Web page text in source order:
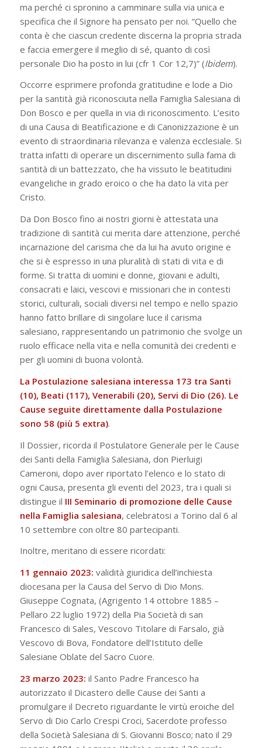
ma perché ci spronino a camminare sulla via unica e
specifica che il Signore ha pensato per noi. “Quello che
conta è che ciascun credente discerna la propria strada
e faccia emergere il meglio di sé, quanto di così
personale Dio ha posto in lui (cfr 1 Cor 12,7)” (Ibidem).
Occorre esprimere profonda gratitudine e lode a Dio
per la santità già riconosciuta nella Famiglia Salesiana di
Don Bosco e per quella in via di riconoscimento. L’esito
di una Causa di Beatificazione e di Canonizzazione è un
evento di straordinaria rilevanza e valenza ecclesiale. Si
tratta infatti di operare un discernimento sulla fama di
santità di un battezzato, che ha vissuto le beatitudini
evangeliche in grado eroico o che ha dato la vita per
Cristo.
Da Don Bosco fino ai nostri giorni è attestata una
tradizione di santità cui merita dare attenzione, perché
incarnazione del carisma che da lui ha avuto origine e
che si è espresso in una pluralità di stati di vita e di
forme. Si tratta di uomini e donne, giovani e adulti,
consacrati e laici, vescovi e missionari che in contesti
storici, culturali, sociali diversi nel tempo e nello spazio
hanno fatto brillare di singolare luce il carisma
salesiano, rappresentando un patrimonio che svolge un
ruolo efficace nella vita e nella comunità dei credenti e
per gli uomini di buona volontà.
La Postulazione salesiana interessa 173 tra Santi
(10), Beati (117), Venerabili (20), Servi di Dio (26). Le
Cause seguite direttamente dalla Postulazione
sono 58 (più 5 extra).
Il Dossier, ricorda il Postulatore Generale per le Cause
dei Santi della Famiglia Salesiana, don Pierluigi
Cameroni, dopo aver riportato l’elenco e lo stato di
ogni Causa, presenta gli eventi del 2023, tra i quali si
distingue il III Seminario di promozione delle Cause
nella Famiglia salesiana, celebratosi a Torino dal 6 al
10 settembre con oltre 80 partecipanti.
Inoltre, meritano di essere ricordati:
11 gennaio 2023: validità giuridica dell’inchiesta
diocesana per la Causa del Servo di Dio Mons.
Giuseppe Cognata, (Agrigento 14 ottobre 1885 –
Pellaro 22 luglio 1972) della Pia Società di san
Francesco di Sales, Vescovo Titolare di Farsalo, già
Vescovo di Bova, Fondatore dell’Istituto delle
Salesiane Oblate del Sacro Cuore.
23 marzo 2023: il Santo Padre Francesco ha
autorizzato il Dicastero delle Cause dei Santi a
promulgare il Decreto riguardante le virtù eroiche del
Servo di Dio Carlo Crespi Croci, Sacerdote professo
della Società Salesiana di S. Giovanni Bosco; nato il 29